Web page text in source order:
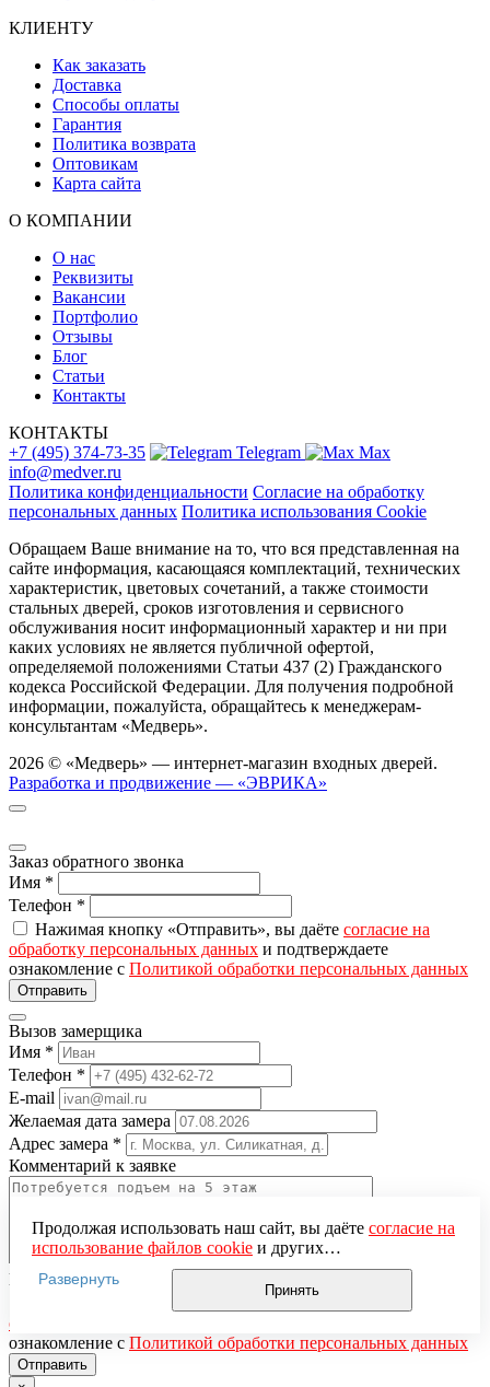
КЛИЕНТУ
Как заказать
Доставка
Способы оплаты
Гарантия
Политика возврата
Оптовикам
Карта сайта
О КОМПАНИИ
О нас
Реквизиты
Вакансии
Портфолио
Отзывы
Блог
Статьи
Контакты
КОНТАКТЫ
+7 (495) 374-73-35
Telegram
Max
info@medver.ru
Политика конфиденциальности Согласие на обработку
персональных данных Политика использования Cookie
Обращаем Ваше внимание на то, что вся представленная на
сайте информация, касающаяся комплектаций, технических
характеристик, цветовых сочетаний, а также стоимости
стальных дверей, сроков изготовления и сервисного
обслуживания носит информационный характер и ни при
каких условиях не является публичной офертой,
определяемой положениями Статьи 437 (2) Гражданского
кодекса Российской Федерации. Для получения подробной
информации, пожалуйста, обращайтесь к менеджерам-
консультантам «Медверь».
2026 © «Медверь» — интернет-магазин входных дверей.
Разработка и продвижение — «ЭВРИКА»
Заказ обратного звонка
Имя *
Телефон *
Нажимая кнопку «Отправить», вы даёте согласие на
обработку персональных данных и подтверждаете
ознакомление с Политикой обработки персональных данных
Вызов замерщика
Имя *
Телефон *
E-mail
Желаемая дата замера
Адрес замера *
Комментарий к заявке
Понравившаяся модель
Нажимая кнопку «Отправить», вы даёте
обработку персональных данных
ознакомление с Политикой обработки персональных данных
Продолжая использовать наш сайт, вы даёте согласие на
использование файлов cookieи других
пользовательских данных (включая IP-адрес, сведения о
местоположении, устройстве, действиях на сайте и т. п.)
для функционирования сайта, проведения
использования систем аналитики (например,
Яндекс.Метрика), в соответствии с нашей
Развернуть
Принять